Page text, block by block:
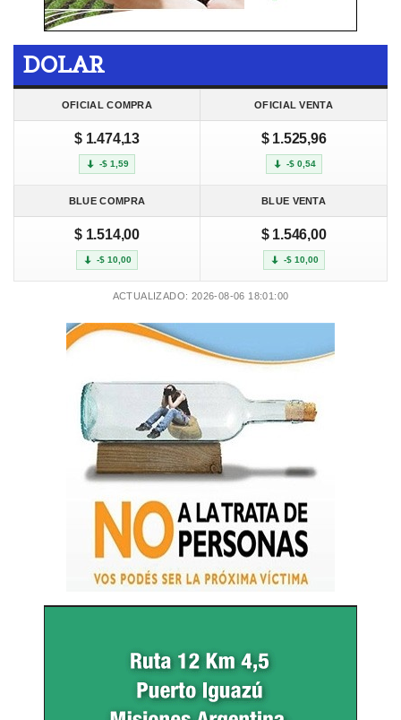
DOLAR
OFICIAL COMPRA OFICIAL VENTA
$ 1.474,13
-$ 1,59
$ 1.525,96
-$ 0,54
BLUE COMPRA BLUE VENTA
$ 1.514,00
-$ 10,00
$ 1.546,00
-$ 10,00
ACTUALIZADO: 2026-08-06 18:01:00